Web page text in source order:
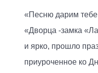
«Песню дарим тебе
«Дворца -замка
и ярко, прошло
приуроченное ко